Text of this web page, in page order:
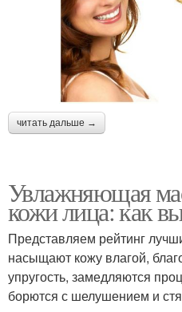
читать дальше →
Увлажняющая
кожи лица: как
Представляем рейтинг
насыщают кожу влагой,
упругость, замедляются
борются с шелушением и